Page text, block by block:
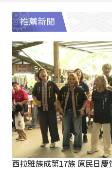
推薦新聞
西拉雅族成第17族 原民日慶